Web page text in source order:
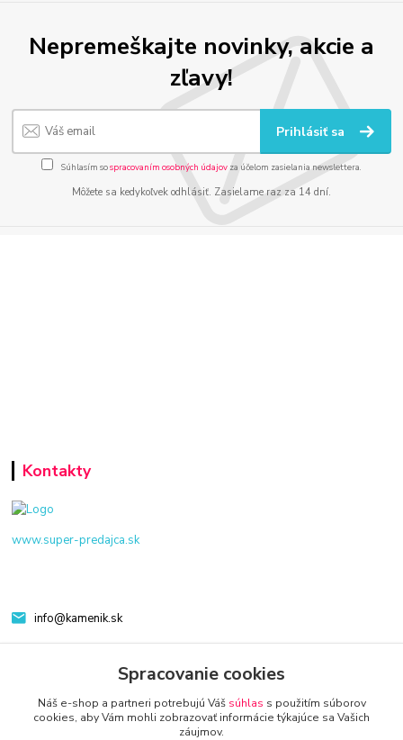
Nepremeškajte novinky, akcie a
zľavy!
Prihlásiť sa
Súhlasím sospracovaním osobných údajov za účelom zasielania newslettera.
Môžete sa kedykoľvek odhlásiť. Zasielame raz za 14 dní.
Kontakty
www.super-predajca.sk
info@kamenik.sk
Spracovanie cookies
Náš e-shop a partneri potrebujú Váš súhlas s použitím súborov
cookies, aby Vám mohli zobrazovať informácie týkajúce sa Vašich
záujmov.